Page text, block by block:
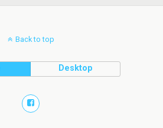
Back to top
Desktop